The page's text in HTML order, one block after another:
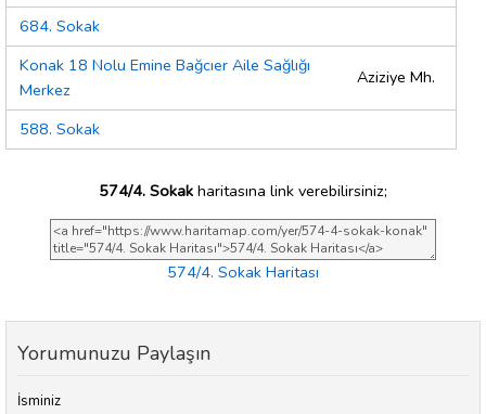
684. Sokak
Konak 18 Nolu Emine Bağcıer Aile Sağlığı
Merkez
Aziziye Mh.
588. Sokak
574/4. Sokak haritasına link verebilirsiniz;
574/4. Sokak Haritası
Yorumunuzu Paylaşın
İsminiz